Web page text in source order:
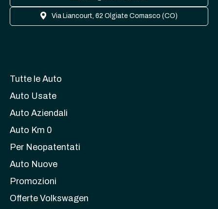
Via Liancourt, 62 Olgiate Comasco (CO)
Tutte le Auto
Auto Usate
Auto Aziendali
Auto Km 0
Per Neopatentati
Auto Nuove
Promozioni
Offerte Volkswagen